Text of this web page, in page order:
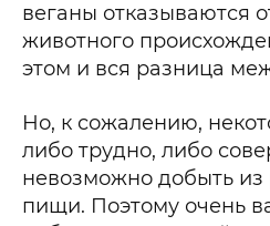
веганы отказываются
животного
этом и вся разница
Но, к сожалению,
либо трудно, либо
невозможно добыть из
пищи. Поэтому очень